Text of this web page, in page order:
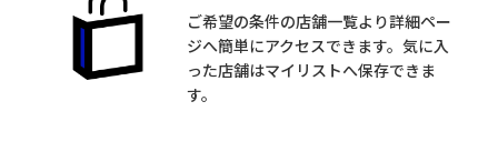
ご希望の条件の店舗一覧より詳細ペー
ジへ簡単にアクセスできます。気に入
った店舗はマイリストへ保存できま
す。